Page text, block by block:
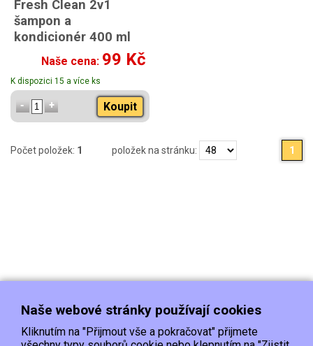
Fresh Clean 2v1
šampon a
kondicionér 400 ml
Naše cena: 99 Kč
K dispozici 15 a více ks
Koupit
Počet položek: 1 položek na stránku: 1
Naše webové stránky používají cookies
Kliknutím na "Přijmout vše a pokračovat" přijmete